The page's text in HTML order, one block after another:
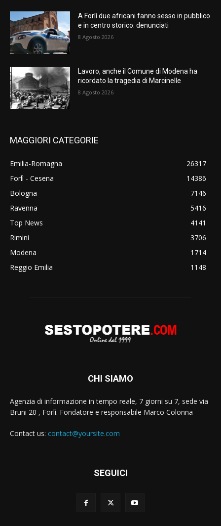
A Forlì due africani fanno sesso in pubblico
e in centro storico: denunciati
8 Agosto 2026
Lavoro, anche il Comune di Modena ha
ricordato la tragedia di Marcinelle
8 Agosto 2026
MAGGIORI CATEGORIE
Emilia-Romagna
26317
Forlì - Cesena
14386
Bologna
7146
Ravenna
5416
Top News
4141
Rimini
3706
Modena
1714
Reggio Emilia
1148
CHI SIAMO
Agenzia di informazione in tempo reale, 7 giorni su 7, sede via
Bruni 20 , Forlì. Fondatore e responsabile Marco Colonna
Contact us: contact@yoursite.com
SEGUICI